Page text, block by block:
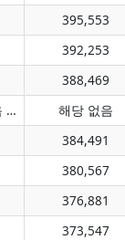
395,553
392,253
388,469
자오선 통과 없음
( 해당 없음 )해당 없음
384,491
380,567
376,881
373,547